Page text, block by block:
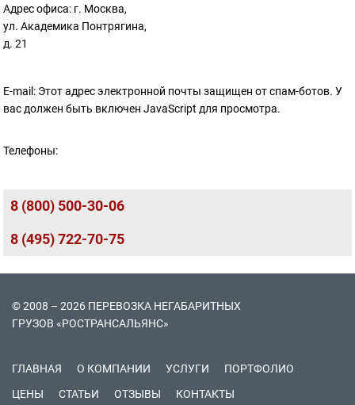
Адрес офиса: г. Москва,
ул. Академика Понтрягина,
д. 21
E-mail: Этот адрес электронной почты защищен от спам-ботов. У
вас должен быть включен JavaScript для просмотра.
Телефоны:
8 (800) 500-30-06
8 (495) 722-70-75
© 2008 – 2026 ПЕРЕВОЗКА НЕГАБАРИТНЫХ
ГРУЗОВ «РОСТРАНСАЛЬЯНС»
ГЛАВНАЯ О КОМПАНИИ УСЛУГИ
ПОРТФОЛИО
ЦЕНЫ
СТАТЬИ ОТЗЫВЫ КОНТАКТЫ